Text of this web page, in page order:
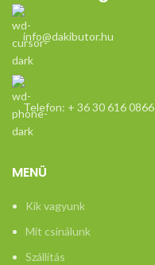
info@dakibutor.hu
Telefon: + 36 30 616 0866
MENÜ
Kik vagyunk
Mit csinálunk
Szállítás